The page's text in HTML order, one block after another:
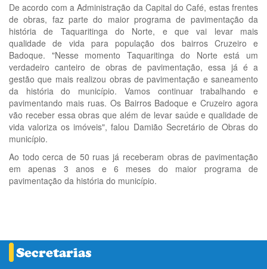
De acordo com a Administração da Capital do Café, estas frentes
de obras, faz parte do maior programa de pavimentação da
história de Taquaritinga do Norte, e que vai levar mais
qualidade de vida para população dos bairros Cruzeiro e
Badoque. "Nesse momento Taquaritinga do Norte está um
verdadeiro canteiro de obras de pavimentação, essa já é a
gestão que mais realizou obras de pavimentação e saneamento
da história do município. Vamos continuar trabalhando e
pavimentando mais ruas. Os Bairros Badoque e Cruzeiro agora
vão receber essa obras que além de levar saúde e qualidade de
vida valoriza os imóveis", falou Damião Secretário de Obras do
município.
Ao todo cerca de 50 ruas já receberam obras de pavimentação
em apenas 3 anos e 6 meses do maior programa de
pavimentação da história do município.